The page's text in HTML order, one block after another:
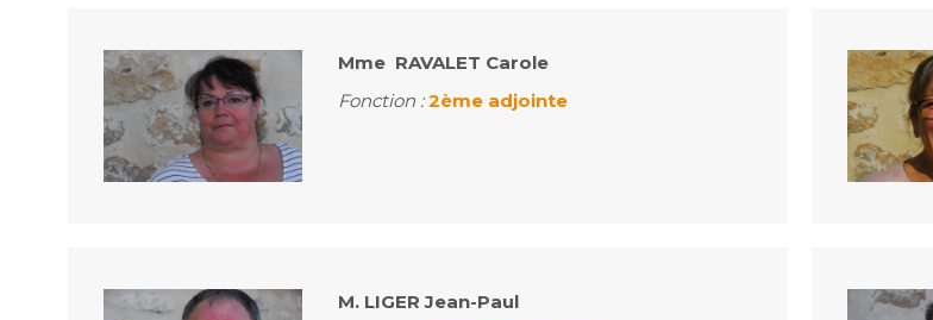
Mme RAVALET Carole
Fonction : 2ème adjointe
M. LIGER Jean-Paul